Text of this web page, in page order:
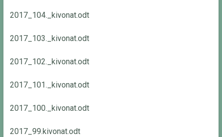
2017_104._kivonat.odt
2017_103._kivonat.odt
2017_102._kivonat.odt
2017_101._kivonat.odt
2017_100._kivonat.odt
2017_99.kivonat.odt